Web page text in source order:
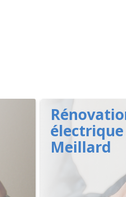
électrique
Meillard